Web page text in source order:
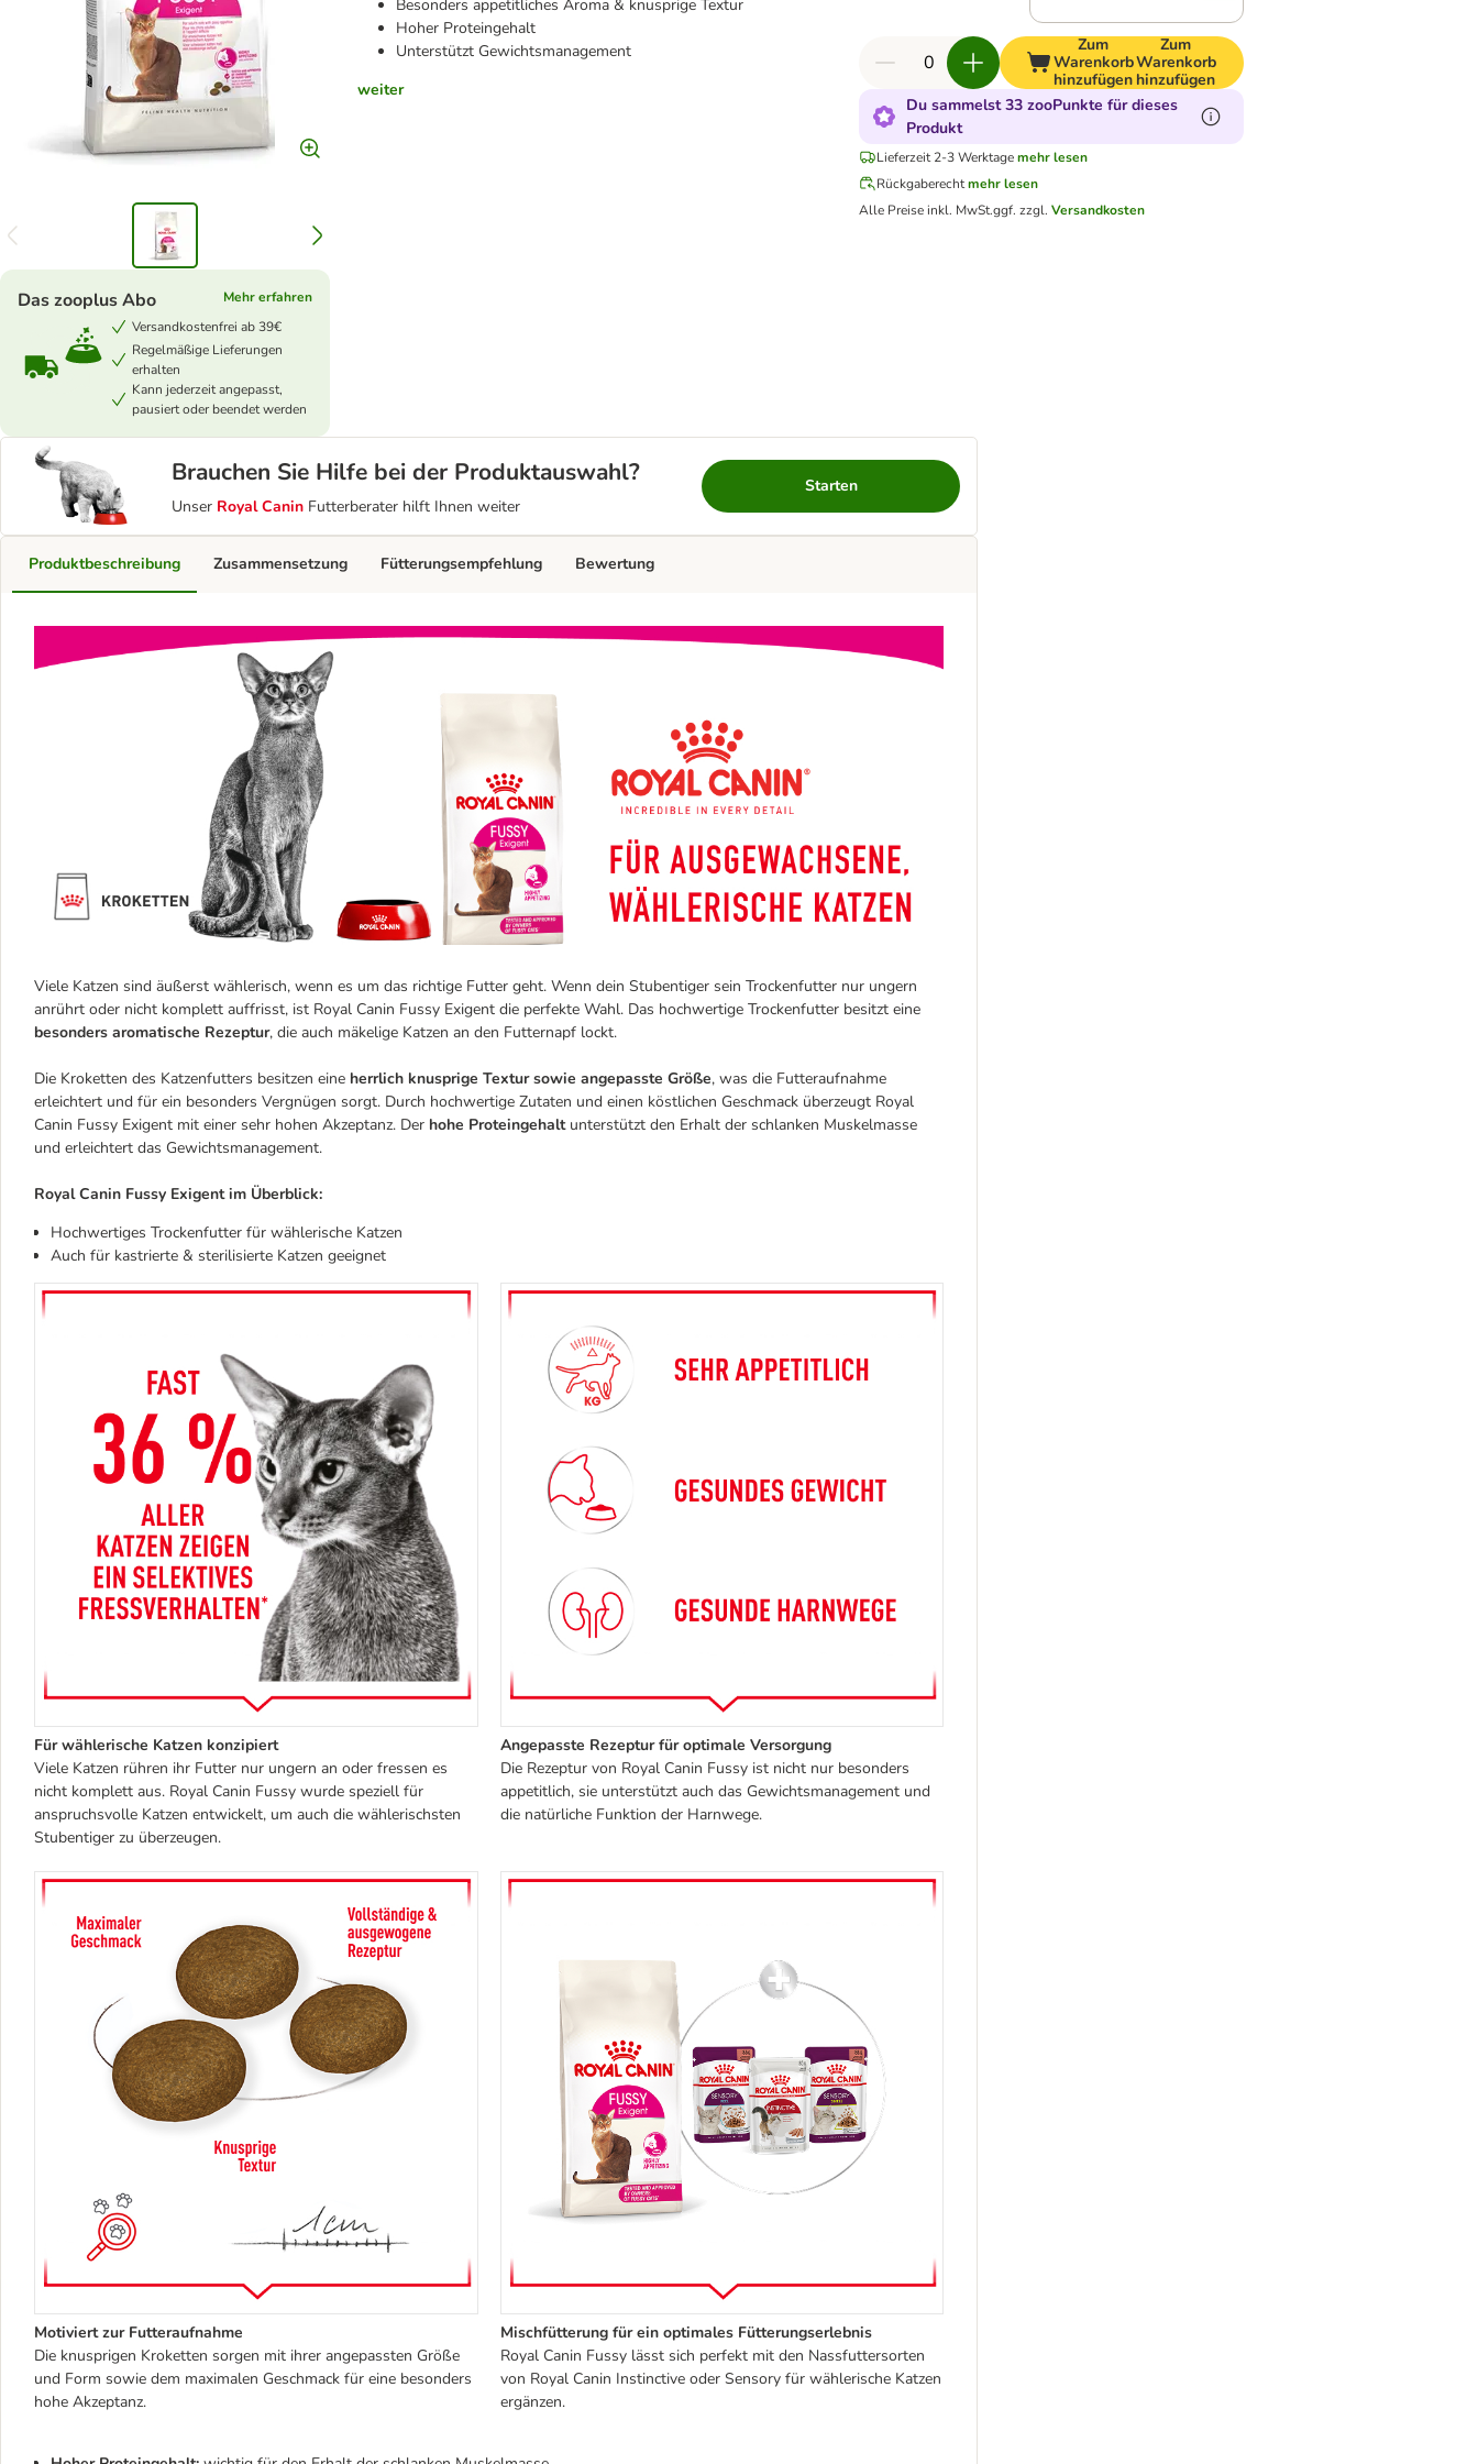
Besonders appetitliches Aroma & knusprige Textur
Hoher Proteingehalt
Unterstützt Gewichtsmanagement
weiter
Das zooplus Abo
Mehr erfahren
Versandkostenfrei ab 39€
Regelmäßige Lieferungen
erhalten
Kann jederzeit angepasst,
pausiert oder beendet werden
Zum
Warenkorb
hinzufügen
Zum
Warenkorb
hinzufügen
Du sammelst 33 zooPunkte für dieses
Produkt
Lieferzeit 2-3 Werktage mehr lesen
Rückgaberecht mehr lesen
Alle Preise inkl. MwSt.ggf. zzgl. Versandkosten
Brauchen Sie Hilfe bei der Produktauswahl?
Unser Royal Canin Futterberater hilft Ihnen weiter
Starten
Produktbeschreibung
Viele Katzen sind äußerst wählerisch, wenn es um das richtige Futter geht. Wenn dein Stubentiger sein Trockenfutter nur ungern
anrührt oder nicht komplett auffrisst, ist Royal Canin Fussy Exigent die perfekte Wahl. Das hochwertige Trockenfutter besitzt eine
besonders aromatische Rezeptur, die auch mäkelige Katzen an den Futternapf lockt.
Die Kroketten des Katzenfutters besitzen eine herrlich knusprige Textur sowie angepasste Größe, was die Futteraufnahme
erleichtert und für ein besonders Vergnügen sorgt. Durch hochwertige Zutaten und einen köstlichen Geschmack überzeugt Royal
Canin Fussy Exigent mit einer sehr hohen Akzeptanz. Der hohe Proteingehalt unterstützt den Erhalt der schlanken Muskelmasse
und erleichtert das Gewichtsmanagement.
Royal Canin Fussy Exigent im Überblick:
Hochwertiges Trockenfutter für wählerische Katzen
Auch für kastrierte & sterilisierte Katzen geeignet
Für wählerische Katzen konzipiert
Viele Katzen rühren ihr Futter nur ungern an oder fressen es
nicht komplett aus. Royal Canin Fussy wurde speziell für
anspruchsvolle Katzen entwickelt, um auch die wählerischsten
Stubentiger zu überzeugen.
Angepasste Rezeptur für optimale Versorgung
Die Rezeptur von Royal Canin Fussy ist nicht nur besonders
appetitlich, sie unterstützt auch das Gewichtsmanagement und
die natürliche Funktion der Harnwege.
Motiviert zur Futteraufnahme
Die knusprigen Kroketten sorgen mit ihrer angepassten Größe
und Form sowie dem maximalen Geschmack für eine besonders
hohe Akzeptanz.
Mischfütterung für ein optimales Fütterungserlebnis
Royal Canin Fussy lässt sich perfekt mit den Nassfuttersorten
von Royal Canin Instinctive oder Sensory für wählerische Katzen
ergänzen.
Zusammensetzung Fütterungsempfehlung Bewertung